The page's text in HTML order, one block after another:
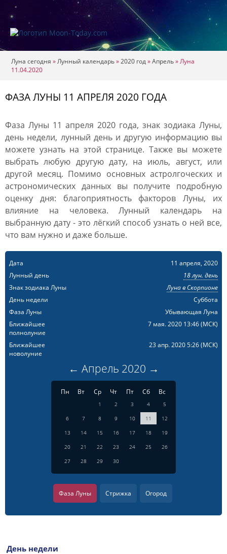
Луна сегодня »Лунный календарь»2020 год»Апрель»Луна
11.04.2020
ФАЗА ЛУНЫ 11 АПРЕЛЯ 2020 ГОДА
Фаза Луны 11 апреля 2020 года, знак зодиака Луны,
день недели, лунный день и другую информацию вы
можете узнать на этой странице. Также вы можете
выбрать любую другую дату, на июль, август, или
другой месяц. Помимо основных астролгоческих и
астрономических данных вы получите подробную
оценку дня: благоприятность факторов Луны, их
влияние на человека. Лунный календарь на
выбранную дату - это лёгкий способ узнать о ней все,
что вам нужно и даже больше.
Дата
11 апреля, 2020
Лунный день
18 лун. день
Знак зодиака Луны
Луна в Скорпионе
День недели
Суббота
Фаза Луны
Убывающая Луна
Ближайшее
полнолуние
7 мая. 2020 13:46(МСК)
Ближайшее
новолуние
23 апр. 2020 5:26(МСК)
← Апрель 2020 →
Пн Вт Ср Чт Пт Сб Вс
1 2 3 4
5
6
7 8 9 10 11
12
13
14 15 16 17 18
19
20
21 22 23 24 25
26
27
28 29 30
Фаза Луны Стрижка Огород
День недели